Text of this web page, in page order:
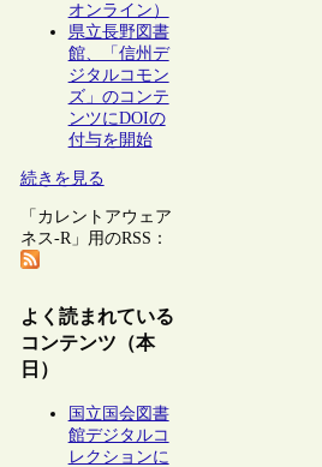
オンライン）
県立長野図書
館、「信州デ
ジタルコモン
ズ」のコンテ
ンツにDOIの
付与を開始
続きを見る
「カレントアウェア
ネス-R」用のRSS：
よく読まれている
コンテンツ（本
日）
国立国会図書
館デジタルコ
レクションに